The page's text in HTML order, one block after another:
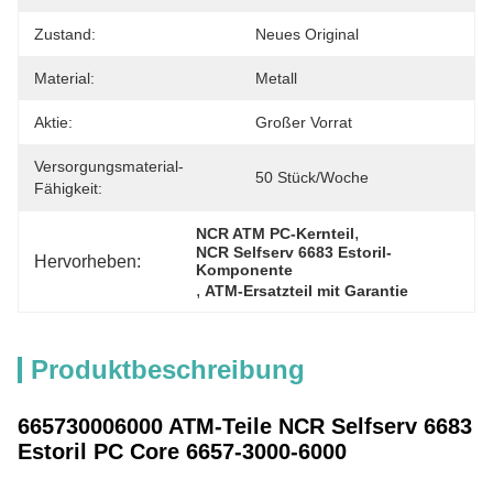
Zustand: Neues Original
Material: Metall
Aktie: Großer Vorrat
Versorgungsmaterial-
Fähigkeit:
50 Stück/Woche
Hervorheben:
NCR ATM PC-Kernteil,
NCR Selfserv 6683 Estoril-
Komponente
, ATM-Ersatzteil mit Garantie
Produktbeschreibung
665730006000 ATM-Teile NCR Selfserv 6683
Estoril PC Core 6657-3000-6000